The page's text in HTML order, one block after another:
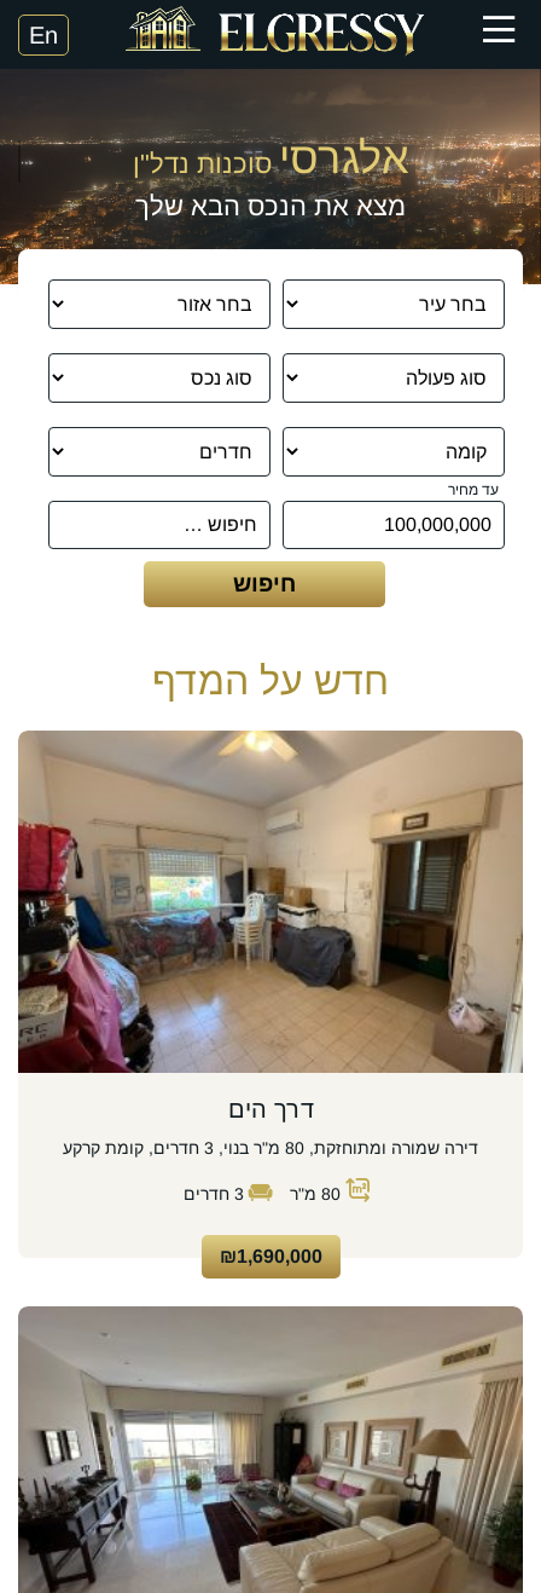
אלגרסי סוכנות נדל"ן
מצא את הנכס הבא שלך
עד מחיר
חדש על המדף
דרך הים
דירה שמורה ומתוחזקת, 80 מ"ר בנוי, 3 חדרים, קומת קרקע
80 מ"ר 3 חדרים
₪1,690,000